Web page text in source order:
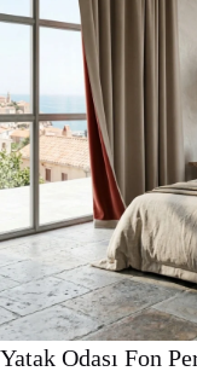
Yatak Odası Fon